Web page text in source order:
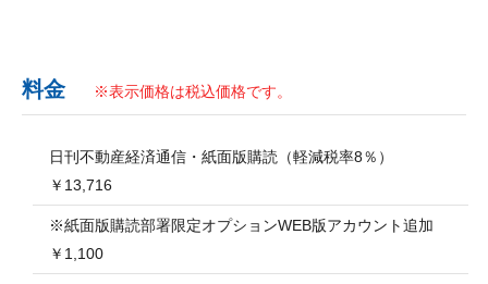
料金 ※表示価格は税込価格です。
日刊不動産経済通信・紙面版購読（軽減税率8％）
￥13,716
※紙面版購読部署限定オプションWEB版アカウント追加
￥1,100